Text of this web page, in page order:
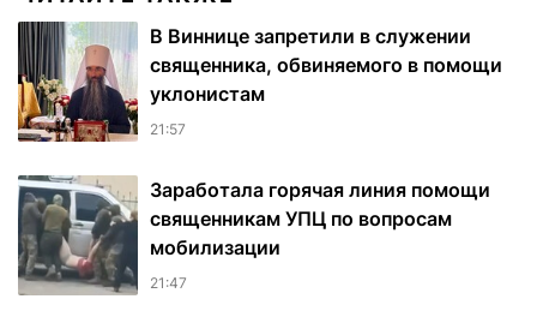
В Виннице запретили в служении
священника, обвиняемого в помощи
уклонистам
21:57
Заработала горячая линия помощи
священникам УПЦ по вопросам
мобилизации
21:47